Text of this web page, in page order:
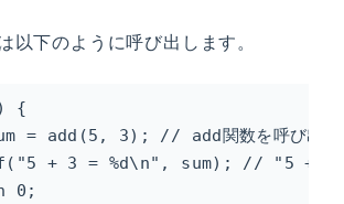
以下のように呼び出します。
{
= add(5, 3); // add関数を呼び出し
+ 3 = %d\n", sum); // "5 + 3
0;